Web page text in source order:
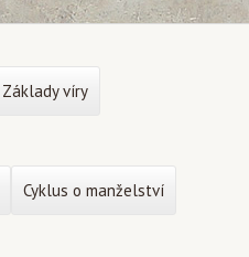
Základy víry
Cyklus o manželství